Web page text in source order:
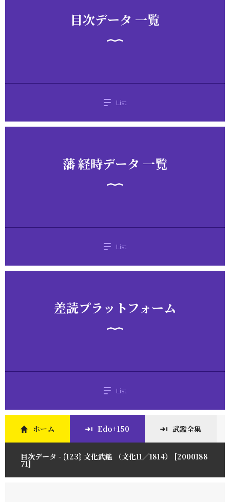
目次データ 一覧
List
藩 経時データ 一覧
List
差読プラットフォーム
List
ホーム Edo+150 武鑑全集
目次データ - {123} 文化武鑑 （文化11／1814） [2000188
71]